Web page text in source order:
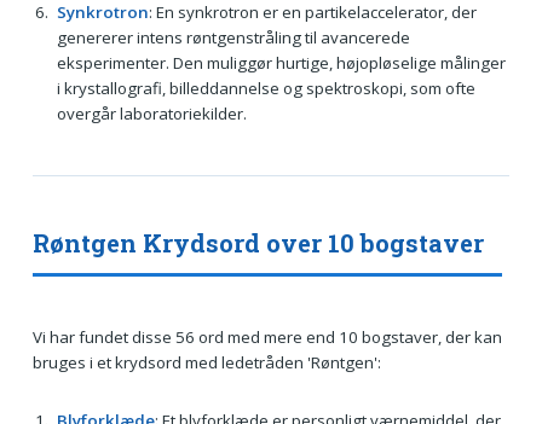
Synkrotron: En synkrotron er en partikelaccelerator, der
genererer intens røntgenstråling til avancerede
eksperimenter. Den muliggør hurtige, højopløselige målinger
i krystallografi, billeddannelse og spektroskopi, som ofte
overgår laboratoriekilder.
Røntgen Krydsord over 10 bogstaver
Vi har fundet disse 56 ord med mere end 10 bogstaver, der kan
bruges i et krydsord med ledetråden 'Røntgen':